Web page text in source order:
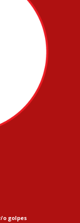
o golpes